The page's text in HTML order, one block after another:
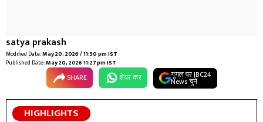
satya prakash
Modified Date:May 20, 2026 / 11:30 pm IST
Published Date:May 20, 2026 11:27 pm IST
SHARE शेयर कर गूगल पर IBC24
News चुनें
HIGHLIGHTS